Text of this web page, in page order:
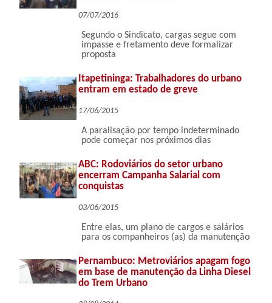
07/07/2016
Segundo o Sindicato, cargas segue com
impasse e fretamento deve formalizar
proposta
Itapetininga: Trabalhadores do urbano
entram em estado de greve
17/06/2015
A paralisação por tempo indeterminado
pode começar nos próximos dias
ABC: Rodoviários do setor urbano
encerram Campanha Salarial com
conquistas
03/06/2015
Entre elas, um plano de cargos e salários
para os companheiros (as) da manutenção
Pernambuco: Metroviários apagam fogo
em base de manutenção da Linha Diesel
do Trem Urbano